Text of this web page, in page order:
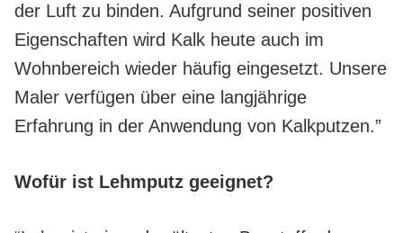
der Luft zu binden. Aufgrund seiner positiven
Eigenschaften wird Kalk heute auch im
Wohnbereich wieder häufig eingesetzt. Unsere
Maler verfügen über eine langjährige
Erfahrung in der Anwendung von Kalkputzen.”
Wofür ist Lehmputz geeignet?